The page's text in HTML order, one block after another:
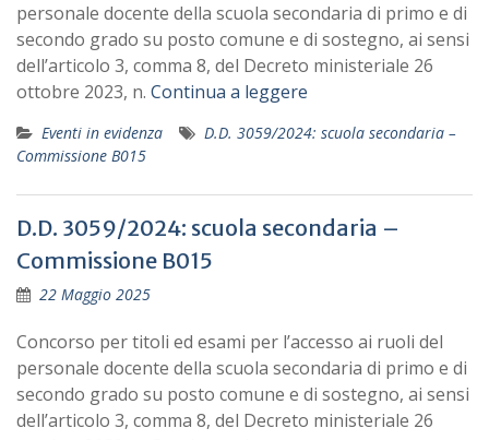
personale docente della scuola secondaria di primo e di
secondo grado su posto comune e di sostegno, ai sensi
dell’articolo 3, comma 8, del Decreto ministeriale 26
ottobre 2023, n. Continua a leggere
Eventi in evidenza
D.D. 3059/2024: scuola secondaria –
Commissione B015
D.D. 3059/2024: scuola secondaria –
Commissione B015
22 Maggio 2025
Concorso per titoli ed esami per l’accesso ai ruoli del
personale docente della scuola secondaria di primo e di
secondo grado su posto comune e di sostegno, ai sensi
dell’articolo 3, comma 8, del Decreto ministeriale 26